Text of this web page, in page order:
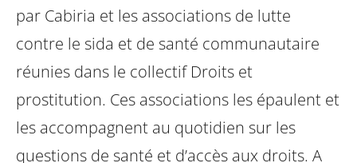
par Cabiria et les associations de lutte
contre le sida et de santé communautaire
réunies dans le collectif Droits et
prostitution. Ces associations les épaulent et
les accompagnent au quotidien sur les
questions de santé et d’accès aux droits. A